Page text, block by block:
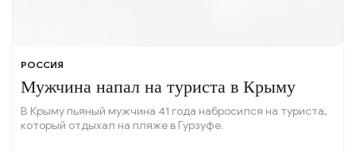
РОССИЯ
Мужчина напал на туриста в Крыму
В Крыму пьяный мужчина 41 года набросился на туриста,
который отдыхал на пляже в Гурзуфе.